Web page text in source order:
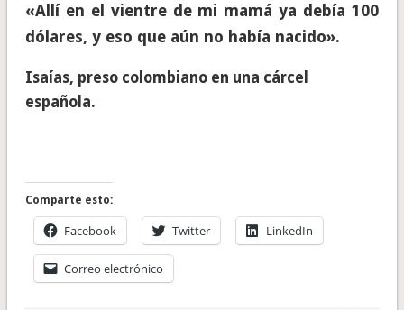
«Allí en el vientre de mi mamá ya debía 100
dólares, y eso que aún no había nacido».
Isaías, preso colombiano en una cárcel
española.
Comparte esto:
Facebook Twitter LinkedIn
Correo electrónico